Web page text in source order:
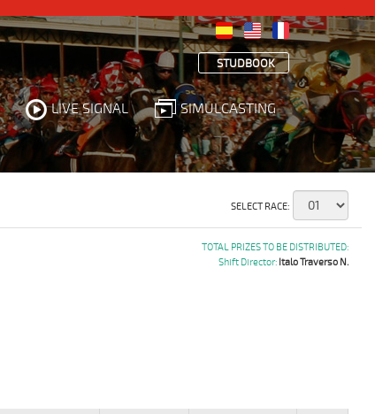
STUDBOOK
LIVE SIGNAL SIMULCASTING
SELECT RACE:
TOTAL PRIZES TO BE DISTRIBUTED:
Shift Director: Italo Traverso N.